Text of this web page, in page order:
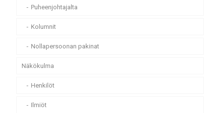
Puheenjohtajalta
Kolumnit
Nollapersoonan pakinat
Näkökulma
Henkilöt
Ilmiöt